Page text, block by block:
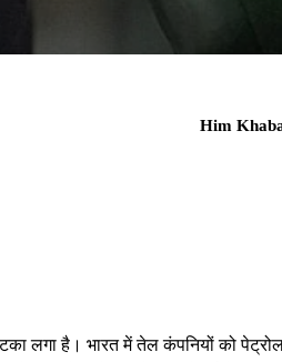
Him
लगा है। भारत में तेल कंपनियों को